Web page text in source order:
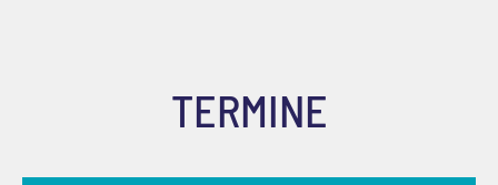
TERMINE